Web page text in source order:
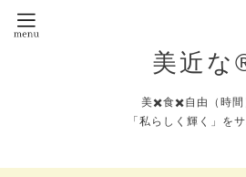
美近な
美✖️食✖️自由（時間
「私らしく輝く」を